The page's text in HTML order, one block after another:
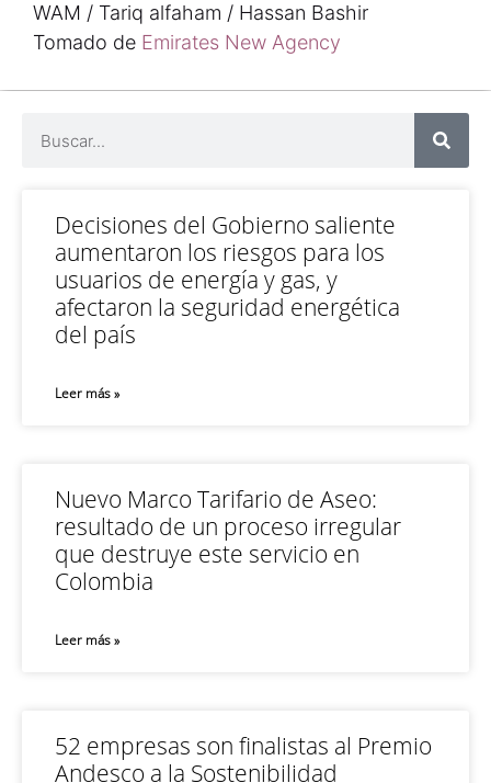
WAM / Tariq alfaham / Hassan Bashir
Tomado de Emirates New Agency
Decisiones del Gobierno saliente
aumentaron los riesgos para los
usuarios de energía y gas, y
afectaron la seguridad energética
del país
Leer más »
Nuevo Marco Tarifario de Aseo:
resultado de un proceso irregular
que destruye este servicio en
Colombia
Leer más »
52 empresas son finalistas al Premio
Andesco a la Sostenibilidad